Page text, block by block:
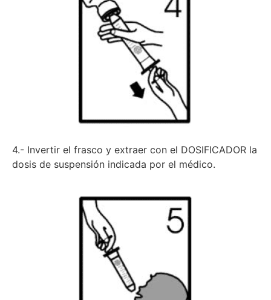
4.- Invertir el frasco y extraer con el DOSIFICADOR la
dosis de suspensión indicada por el médico.